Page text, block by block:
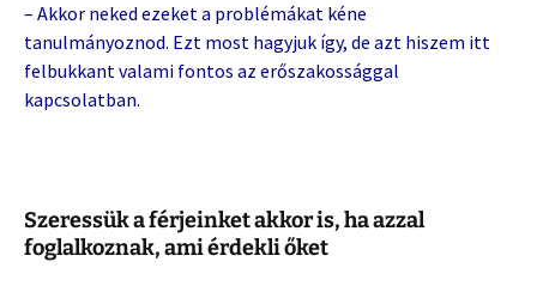
– Akkor neked ezeket a problémákat kéne
tanulmányoznod. Ezt most hagyjuk így, de azt hiszem itt
felbukkant valami fontos az erőszakossággal
kapcsolatban.
Szeressük a férjeinket akkor is, ha azzal
foglalkoznak, ami érdekli őket